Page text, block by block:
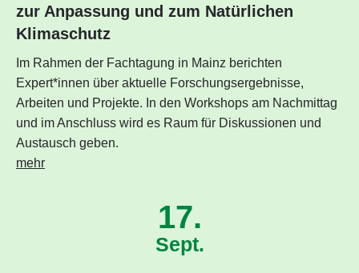
zur Anpassung und zum Natürlichen
Klimaschutz
Im Rahmen der Fachtagung in Mainz berichten
Expert*innen über aktuelle Forschungsergebnisse,
Arbeiten und Projekte. In den Workshops am Nachmittag
und im Anschluss wird es Raum für Diskussionen und
Austausch geben.
mehr
17.
Sept.